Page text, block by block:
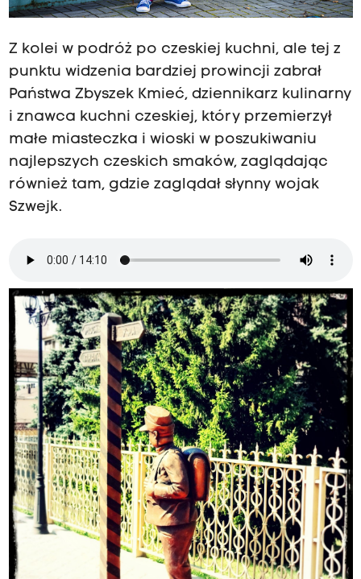
Z kolei w podróż po czeskiej kuchni, ale tej z
punktu widzenia bardziej prowincji zabrał
Państwa Zbyszek Kmieć, dziennikarz kulinarny
i znawca kuchni czeskiej, który przemierzył
małe miasteczka i wioski w poszukiwaniu
najlepszych czeskich smaków, zaglądając
również tam, gdzie zaglądał słynny wojak
Szwejk.